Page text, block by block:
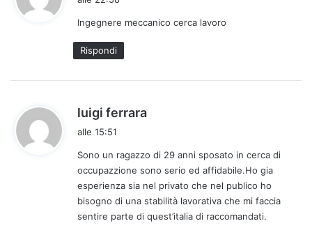
e
t
t
Ingegnere meccanico cerca lavoro
Rispondi
luigi ferrara
e
t
t
o
:
alle 15:51
Sono un ragazzo di 29 anni sposato in cerca di
occupazzione sono serio ed affidabile.Ho gia
esperienza sia nel privato che nel publico ho
bisogno di una stabilità lavorativa che mi faccia
sentire parte di quest’italia di raccomandati.